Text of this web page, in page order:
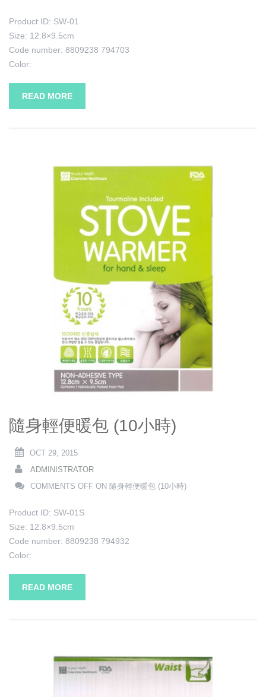
Product ID: SW-01
Size: 12.8×9.5cm
Code number: 8809238 794703
Color:
READ MORE
隨身輕便暖包 (10小時)
OCT 29, 2015
ADMINISTRATOR
COMMENTS OFF ON 隨身輕便暖包 (10小時)
Product ID: SW-01S
Size: 12.8×9.5cm
Code number: 8809238 794932
Color:
READ MORE